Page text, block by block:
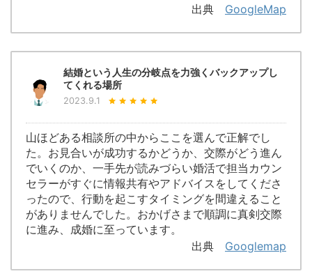
出典 GoogleMap
結婚という人生の分岐点を力強くバックアップし
てくれる場所
2023.9.1
山ほどある相談所の中からここを選んで正解でし
た。お見合いが成功するかどうか、交際がどう進ん
でいくのか、一手先が読みづらい婚活で担当カウン
セラーがすぐに情報共有やアドバイスをしてくださ
ったので、行動を起こすタイミングを間違えること
がありませんでした。おかげさまで順調に真剣交際
に進み、成婚に至っています。
出典 Googlemap